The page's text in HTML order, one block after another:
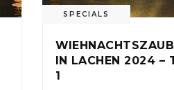
SPECIALS
IN LACHEN 2024 –
1